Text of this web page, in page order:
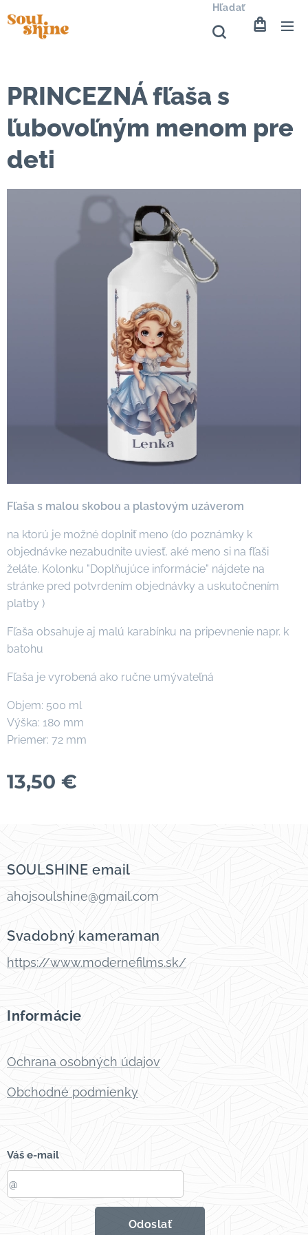
Hľadať
PRINCEZNÁ fľaša s
ľubovoľným menom pre
deti
Fľaša s malou skobou a plastovým uzáverom
na ktorú je možné doplniť meno (do poznámky k
objednávke nezabudnite uviesť, aké meno si na fľaši
želáte. Kolonku "Doplňujúce informácie" nájdete na
stránke pred potvrdením objednávky a uskutočnením
platby )
Fľaša obsahuje aj malú karabínku na pripevnenie napr. k
batohu
Fľaša je vyrobená ako ručne umývateľná
Objem: 500 ml
Výška: 180 mm
Priemer: 72 mm
13,50 €
SOULSHINE email
ahojsoulshine@gmail.com
Svadobný kameraman
https://www.modernefilms.sk/
Informácie
Ochrana osobných údajov
Obchodné podmienky
Váš e-mail
Odoslať